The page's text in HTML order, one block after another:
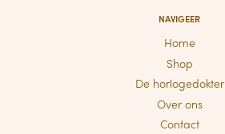
NAVIGEER
Home
Shop
De horlogedokter
Over ons
Contact